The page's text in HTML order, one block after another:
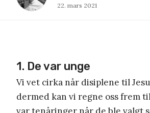
22. mars 2021
1. De var unge
Vi vet cirka når disiplene til
dermed kan vi regne oss frem